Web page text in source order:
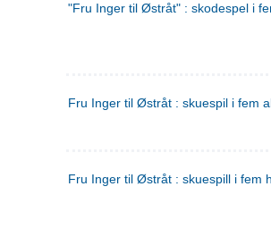
"Fru Inger til Østråt" : skodespel i
Fru Inger til Østråt : skuespil i fem
Fru Inger til Østråt : skuespill i fem